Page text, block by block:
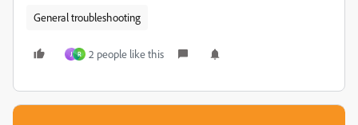
General troubleshooting
J R 2 people like this